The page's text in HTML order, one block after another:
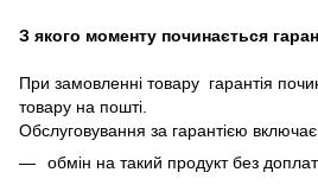
З якого моменту починається
При замовленні товару гарантія
товару на пошті.
Обслуговування за гарантією
обмін на такий продукт без